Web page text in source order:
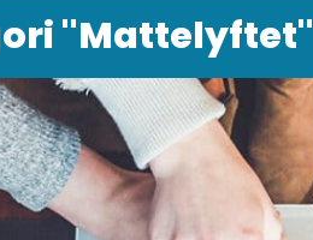
"Mattelyftet"